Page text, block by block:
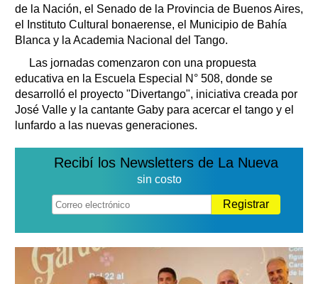
de la Nación, el Senado de la Provincia de Buenos Aires,
el Instituto Cultural bonaerense, el Municipio de Bahía
Blanca y la Academia Nacional del Tango.
Las jornadas comenzaron con una propuesta
educativa en la Escuela Especial N° 508, donde se
desarrolló el proyecto "Divertango", iniciativa creada por
José Valle y la cantante Gaby para acercar el tango y el
lunfardo a las nuevas generaciones.
Recibí los Newsletters de La Nueva
sin costo
Registrar